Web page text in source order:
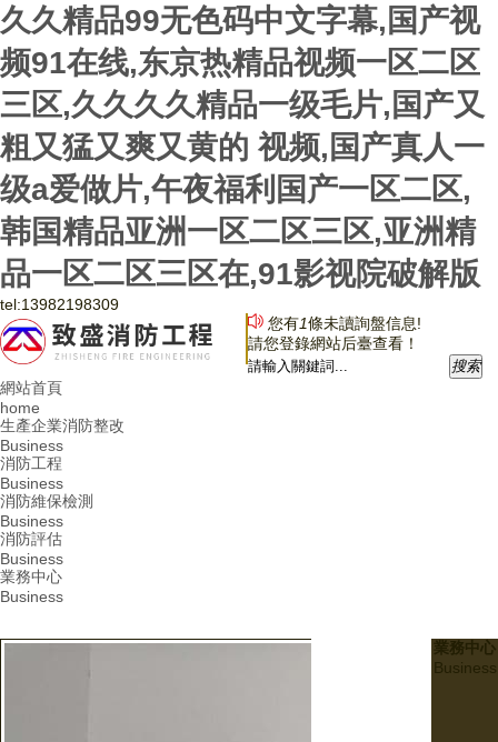
久久精品99无色码中文字幕,国产视
频91在线,东京热精品视频一区二区
三区,久久久久精品一级毛片,国产又
粗又猛又爽又黄的 视频,国产真人一
级a爱做片,午夜福利国产一区二区,
韩国精品亚洲一区二区三区,亚洲精
品一区二区三区在,91影视院破解版
tel:13982198309
您有1條未讀詢盤信息!
請您登錄網站后臺查看！
搜索
網站首頁
home
生產企業消防整改
Business
消防工程
Business
消防維保檢測
Business
消防評估
Business
業務中心
Business
業務中心
Business